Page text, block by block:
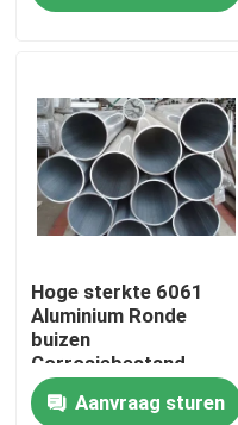
Producten
Videos
Ongeveer ons
Fabrieksreis
Hoge sterkte 6061
Aluminium Ronde
buizen
Corrosiebestand
Dunwand Aluminium
buis Aanvraag sturen